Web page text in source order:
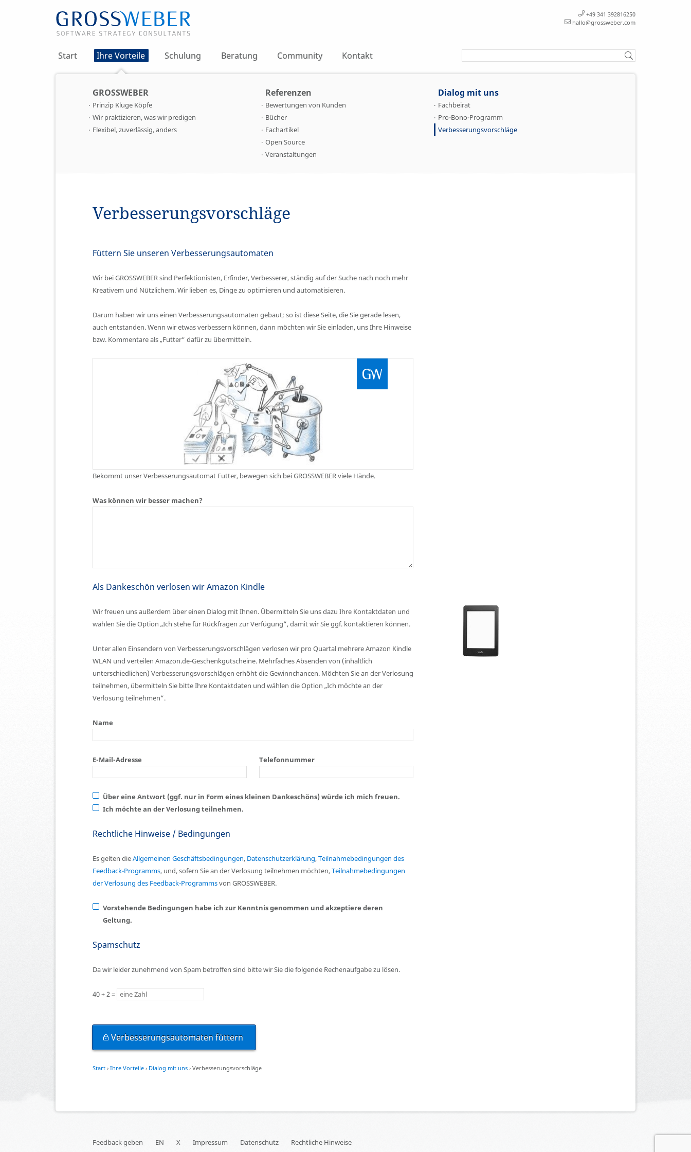
+49 341 392816250
hallo@grossweber.com
Start Ihre Vorteile Schulung Beratung Community Kontakt
GROSSWEBER
Prinzip Kluge Köpfe
Wir praktizieren, was wir predigen
Flexibel, zuverlässig, anders
Referenzen
Bewertungen von Kunden
Bücher
Fachartikel
Open Source
Veranstaltungen
Dialog mit uns
Fachbeirat
Pro-Bono-Programm
Verbesserungsvorschläge
Verbesserungs­vorschläge
Füttern Sie unseren Verbesserungsautomaten
Wir bei GROSSWEBER sind Perfektionisten, Erfinder, Verbesserer, ständig auf der Suche nach noch mehr
Kreativem und Nützlichem. Wir lieben es, Dinge zu optimieren und automatisieren.
Darum haben wir uns einen Verbesserungsautomaten gebaut; so ist diese Seite, die Sie gerade lesen,
auch entstanden. Wenn wir etwas verbessern können, dann möchten wir Sie einladen, uns Ihre Hinweise
bzw. Kommentare als „Futter“ dafür zu übermitteln.
Bekommt unser Verbesserungsautomat Futter, bewegen sich bei GROSSWEBER viele Hände.
Was können wir besser machen?
Als Dankeschön verlosen wir Amazon Kindle
Wir freuen uns außerdem über einen Dialog mit Ihnen. Übermitteln Sie uns dazu Ihre Kontaktdaten und
wählen Sie die Option „Ich stehe für Rückfragen zur Verfügung“, damit wir Sie ggf. kontaktieren können.
Unter allen Einsendern von Verbesserungsvorschlägen verlosen wir pro Quartal mehrere Amazon Kindle
WLAN und verteilen Amazon.de-Geschenkgutscheine. Mehrfaches Absenden von (inhaltlich
unterschiedlichen) Verbesserungs­vorschlägen erhöht die Gewinnchancen. Möchten Sie an der Verlosung
teilnehmen, übermitteln Sie bitte Ihre Kontaktdaten und wählen die Option „Ich möchte an der
Verlosung teilnehmen“.
Name
E-Mail-Adresse Telefonnummer
Über eine Antwort (ggf. nur in Form eines kleinen Dankeschöns) würde ich mich freuen.
Ich möchte an der Verlosung teilnehmen.
Rechtliche Hinweise / Bedingungen
Es gelten dieAllgemeinen Geschäftsbedingungen, Datenschutzerklärung,Teilnahmebedingungen des
Feedback-Programms, und, sofern Sie an der Verlosung teilnehmen möchten,Teilnahmebedingungen
der Verlosung des Feedback-Programmsvon GROSSWEBER.
Vorstehende Bedingungen habe ich zur Kenntnis genommen und akzeptiere deren
Geltung.
Spamschutz
Da wir leider zunehmend von Spam betroffen sind bitte wir Sie die folgende Rechenaufgabe zu lösen.
40 + 2 =
Verbesserungsautomaten füttern
Start › Ihre Vorteile › Dialog mit uns › Verbesserungs­vorschläge
Feedback geben EN X Impressum Datenschutz Rechtliche Hinweise